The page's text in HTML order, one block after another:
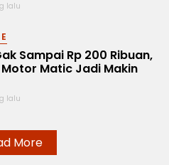
lalu
Sampai Rp 200 Ribuan,
Matic Jadi Makin
lalu
More